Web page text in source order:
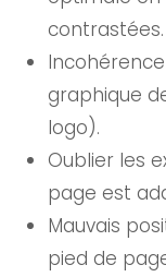
contrastées.
graphique
logo).
Oublier les
page est
Mauvais
pied de